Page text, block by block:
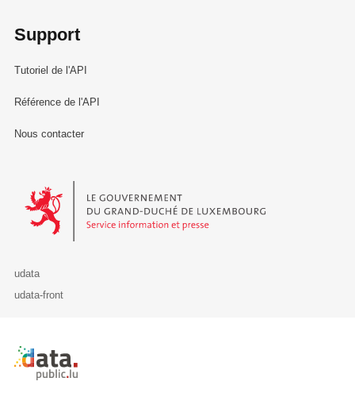
Support
Tutoriel de l'API
Référence de l'API
Nous contacter
Le Gouvernement du Grand-Duché de Luxembourg - Service
udata
udata-front
Retour à l'accueil de data.public.lu